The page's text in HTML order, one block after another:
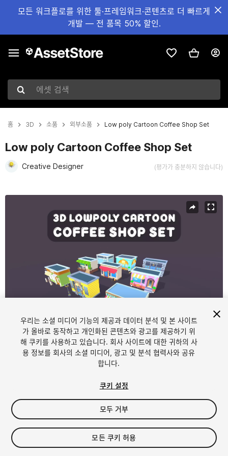
모든 워크플로를 위한 툴·프레임워크·콘텐츠로 더 빠르게
개발 — 전 품목 50% 할인.
에셋 검색
홈 3D 소품 외부소품 Low poly Cartoon Coffee Shop Set
Low poly Cartoon Coffee Shop Set
Creative Designer (평가가 충분하지 않습니다)
1/20
$4.99
세금/부가세는 결제 시 반영됩니다.
우리는 소셜 미디어 기능의 제공과 데이터 분석 및 본 사이트
가 올바로 동작하고 개인화된 콘텐츠와 광고를 제공하기 위
해 쿠키를 사용하고 있습니다. 회사 사이트에 대한 귀하의 사
용 정보를 회사의 소셜 미디어, 광고 및 분석 협력사와 공유
합니다.
쿠키 설정
모두 거부
모든 쿠키 허용